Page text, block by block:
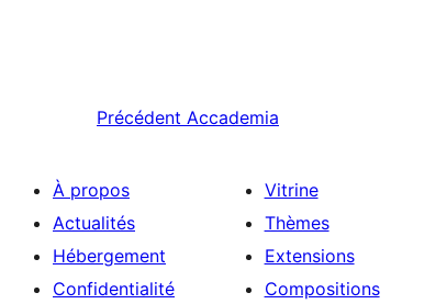
Précédent Accademia
À propos
Actualités
Hébergement
Confidentialité
Vitrine
Thèmes
Extensions
Compositions